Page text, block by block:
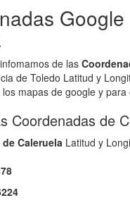
de las
de Toledo Latitud y
mapas de google y para
Coordenadas de
deCaleruela Latitud y